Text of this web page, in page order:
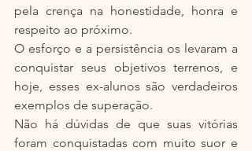
pela crença na honestidade, honra e
respeito ao próximo.
O esforço e a persistência os levaram a
conquistar seus objetivos terrenos, e
hoje, esses ex-alunos são verdadeiros
exemplos de superação.
Não há dúvidas de que suas vitórias
foram conquistadas com muito suor e